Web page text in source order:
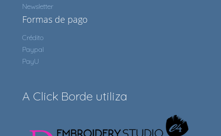
Newsletter
Formas de pago
Crédito
Paypal
PayU
A Click Borde utiliza